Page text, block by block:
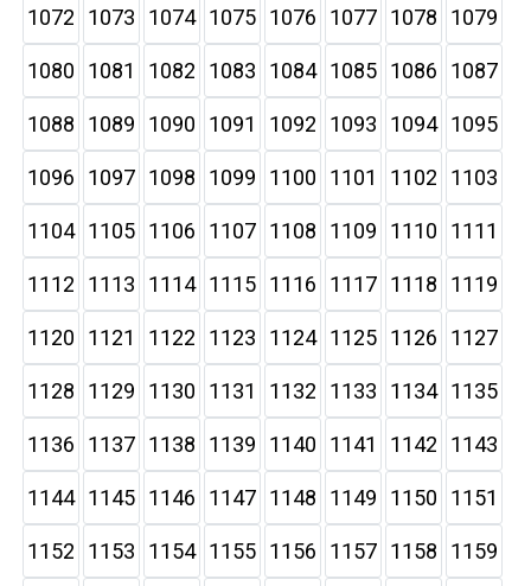
1072 1073 1074 1075 1076 1077 1078 1079
1080 1081 1082 1083 1084 1085 1086 1087
1088 1089 1090 1091 1092 1093 1094 1095
1096 1097 1098 1099 1100 1101 1102 1103
1104 1105 1106 1107 1108 1109 1110 1111
1112 1113 1114 1115 1116 1117 1118 1119
1120 1121 1122 1123 1124 1125 1126 1127
1128 1129 1130 1131 1132 1133 1134 1135
1136 1137 1138 1139 1140 1141 1142 1143
1144 1145 1146 1147 1148 1149 1150 1151
1152 1153 1154 1155 1156 1157 1158 1159